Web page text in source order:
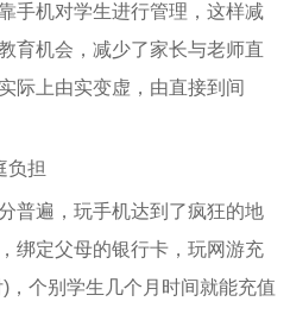
手机对学生进行管理，这样减
育机会，减少了家长与老师直
际上由实变虚，由直接到间
负担
普遍，玩手机达到了疯狂的地
绑定父母的银行卡，玩网游充
，个别学生几个月时间就能充值